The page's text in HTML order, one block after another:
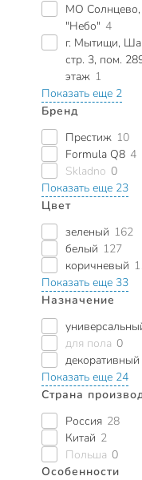
МО Солнцево,
"Небо" 4
г. Мытищи,
стр. 3, пом.
этаж 1
Показать еще 2
Бренд
Престиж 10
Formula Q8 4
Skladno 0
Показать еще 23
Цвет
зеленый 162
белый 127
коричневый
Показать еще 33
Назначение
для пола 0
декоративный
Показать еще 24
Страна
Россия 28
Китай 2
Польша 0
Особенности